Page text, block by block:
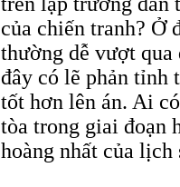
của chiến tranh? Ở
thường dễ vượt
đây có lẽ phản tỉnh
tốt hơn lên án. Ai
tòa trong giai đoạn
hoàng nhất của